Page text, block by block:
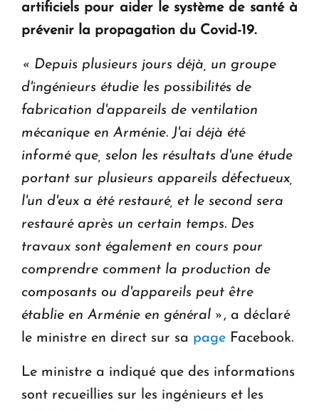
ouvrira ses portes à Dilijan
artificiels pour aider le système de santé à
prévenir la propagation du Covid-19.
« Depuis plusieurs jours déjà, un groupe
d'ingénieurs étudie les possibilités de
fabrication d'appareils de ventilation
mécanique en Arménie. J'ai déjà été
informé que, selon les résultats d'une étude
portant sur plusieurs appareils défectueux,
l'un d'eux a été restauré, et le second sera
restauré après un certain temps. Des
travaux sont également en cours pour
comprendre comment la production de
composants ou d'appareils peut être
établie en Arménie en général », a déclaré
le ministre en direct sur sa page Facebook.
Le ministre a indiqué que des informations
sont recueillies sur les ingénieurs et les